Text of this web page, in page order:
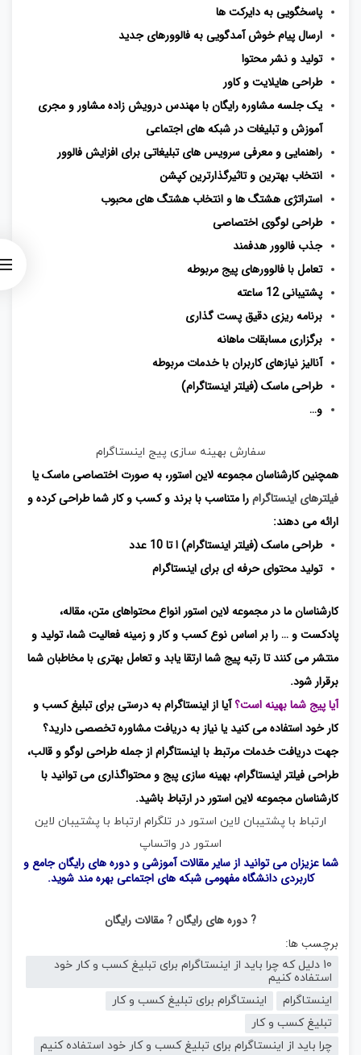
پاسخگویی به دایرکت ها
ارسال پیام خوش آمدگویی به فالوورهای جدید
تولید و نشر محتوا
طراحی هایلایت و کاور
یک جلسه مشاوره رایگان با مهندس درویش زاده مشاور و مجری
آموزش و تبلیغات در شبکه های اجتماعی
راهنمایی و معرفی سرویس های تبلیغاتی برای افزایش فالوور
انتخاب بهترین و تاثیرگذارترین کپشن
استراتژی هشتگ ها و انتخاب هشتگ های محبوب
طراحی لوگوی اختصاصی
جذب فالوور هدفمند
تعامل با فالوورهای پیج مربوطه
پشتیبانی 12 ساعته
برنامه ریزی دقیق پست گذاری
برگزاری مسابقات ماهانه
آنالیز نیازهای کاربران با خدمات مربوطه
طراحی ماسک (فیلتر اینستاگرام)
و…
سفارش بهینه سازی پیج اینستاگرام
همچنین کارشناسان مجموعه لاین استور، به صورت اختصاصی ماسک یا
فیلترهای اینستاگرامرا متناسب با برند و کسب و کار شما طراحی کرده و
ارائه می دهند:
طراحی ماسک (فیلتر اینستاگرام) ا تا 10 عدد
تولید محتوای حرفه ای برای اینستاگرام
کارشناسان ما در مجموعه لاین استور انواع محتواهای متن، مقاله،
پادکست و … را بر اساس نوع کسب و کار و زمینه فعالیت شما، تولید و
منتشر می کنند تا رتبه پیج شما ارتقا یابد و تعامل بهتری با مخاطبان شما
برقرار شود.
آیا پیج شما بهینه است؟آیا از اینستاگرام به درستی برای تبلیغ کسب و
کار خود استفاده می کنید یا نیاز به دریافت مشاوره تخصصی دارید؟
جهت دریافت خدمات مرتبط با اینستاگرام از جمله طراحی لوگو و قالب،
طراحی فیلتر اینستاگرام، بهینه سازی پبج و محتواگذاری می توانید با
کارشناسان مجموعه لاین استور در ارتباط باشید.
ارتباط با پشتیبان لاین استور در تلگرام ارتباط با پشتیبان لاین
استور در واتساپ
شما عزیزان می توانید از سایر مقالات آموزشی و دوره های رایگان جامع و
کاربردیدانشگاه مفهومی شبکه های اجتماعیبهره مند شوید.
? دوره های رایگان? مقالات رایگان
برچسب ها:
10 دلیل که چرا باید از اینستاگرام برای تبلیغ کسب و کار خود
استفاده کنیم
اینستاگرام
اینستاگرام برای تبلیغ کسب و کار
تبلیغ کسب و کار
چرا باید از اینستاگرام برای تبلیغ کسب و کار خود استفاده کنیم